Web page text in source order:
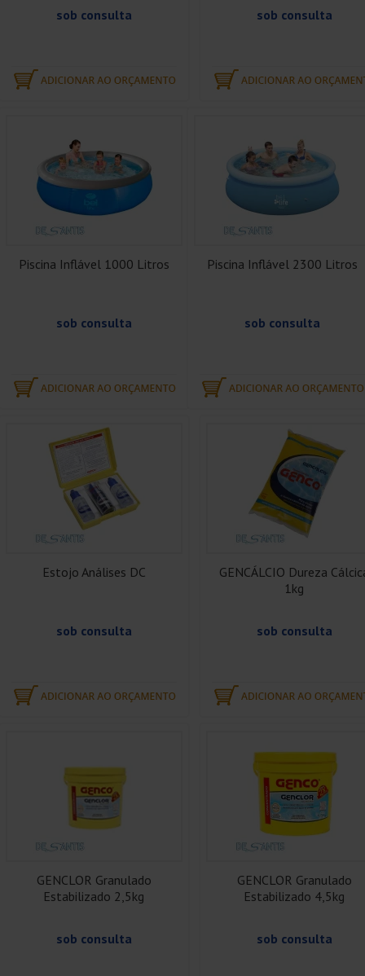
sob consulta sob consulta
Piscina Inflável 1000 Litros
sob consulta
Piscina Inflável 2300 Litros
sob consulta
Estojo Análises DC
sob consulta
GENCÁLCIO Dureza
1kg
sob consulta
GENCLOR Granulado
Estabilizado 2,5kg
sob consulta
GENCLOR Granulado
Estabilizado 4,5kg
sob consulta